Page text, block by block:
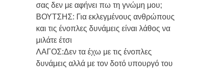
σας δεν με αφήνει πω τη γνώμη μου;
ΒΟΥΤΣΗΣ: Για εκλεγμένους ανθρώπους
και τις ένοπλες δυνάμεις είναι λάθος να
μιλάτε έτσι
ΛΑΓΟΣ:Δεν τα έχω με τις ένοπλες
δυνάμεις αλλά με τον δοτό υπουργό του